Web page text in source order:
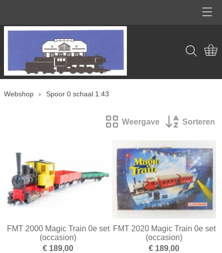
Home
***UNDER CONSTRUCTION***
LGB G nieuw
Spoor 0 schaal 1:43
Spoor H0 schaal 1:87
Scenery en toebehoren
Info
Contact
Webshop › Spoor 0 schaal 1:43
Weergave Sorteren
FMT 2000 Magic Train 0e set
(occasion)
€ 189,00
FMT 2020 Magic Train 0e set
(occasion)
€ 189,00